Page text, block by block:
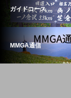
ガイドコース
MMGA通信